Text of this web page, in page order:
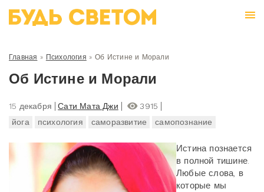
Главная » Психология » Об Истине и Морали
Об Истине и Морали
15 декабря Сати Мата Джи
3915
йога
психология саморазвитие самопознание
Истина познается
в полной тишине.
Любые слова, в
которые мы